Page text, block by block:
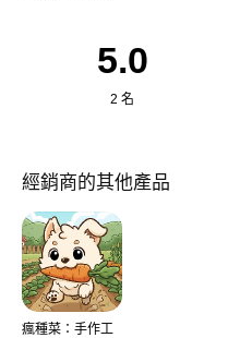
5.0
2 名
經銷商的其他產品
瘋種菜：手作工